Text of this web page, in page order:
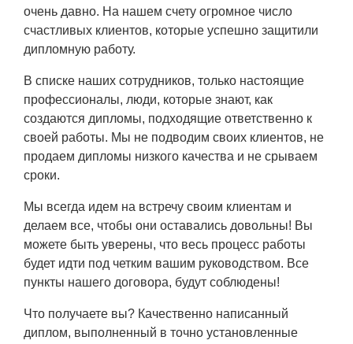
очень давно. На нашем счету огромное число
счастливых клиентов, которые успешно защитили
дипломную работу.
В списке наших сотрудников, только настоящие
профессионалы, люди, которые знают, как
создаются дипломы, подходящие ответственно к
своей работы. Мы не подводим своих клиентов, не
продаем дипломы низкого качества и не срываем
сроки.
Мы всегда идем на встречу своим клиентам и
делаем все, чтобы они оставались довольны! Вы
можете быть уверены, что весь процесс работы
будет идти под четким вашим руководством. Все
пункты нашего договора, будут соблюдены!
Что получаете вы? Качественно написанный
диплом, выполненный в точно установленные